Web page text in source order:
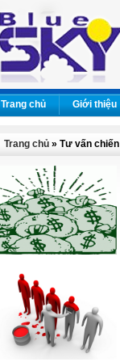
Trang chủ Giới thiệu
Trang chủ » Tư vấn